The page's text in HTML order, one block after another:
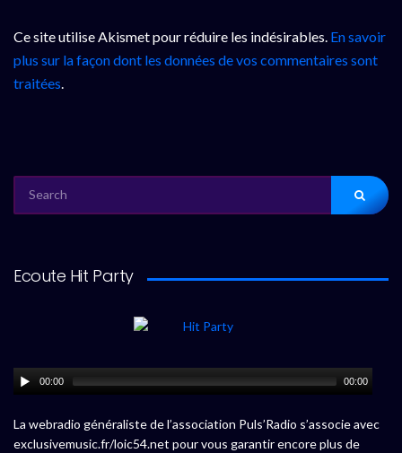
Ce site utilise Akismet pour réduire les indésirables. En savoir
plus sur la façon dont les données de vos commentaires sont
traitées.
FOR:
Ecoute Hit Party
00:00 00:00
La webradio généraliste de l’association Puls’Radio s’associe avec
exclusivemusic.fr/loic54.net pour vous garantir encore plus de